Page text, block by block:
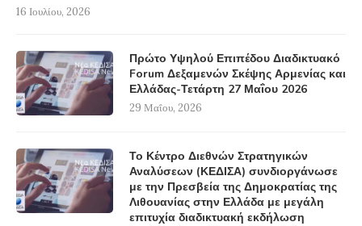
16 Ιουλίου, 2026
Πρώτο Υψηλού Επιπέδου Διαδικτυακό
Forum Δεξαμενών Σκέψης Αρμενίας και
Ελλάδας-Τετάρτη 27 Μαΐου 2026
29 Μαΐου, 2026
Το Κέντρο Διεθνών Στρατηγικών
Αναλύσεων (ΚΕΔΙΣΑ) συνδιοργάνωσε
με την Πρεσβεία της Δημοκρατίας της
Λιθουανίας στην Ελλάδα με μεγάλη
επιτυχία διαδικτυακή εκδήλωση